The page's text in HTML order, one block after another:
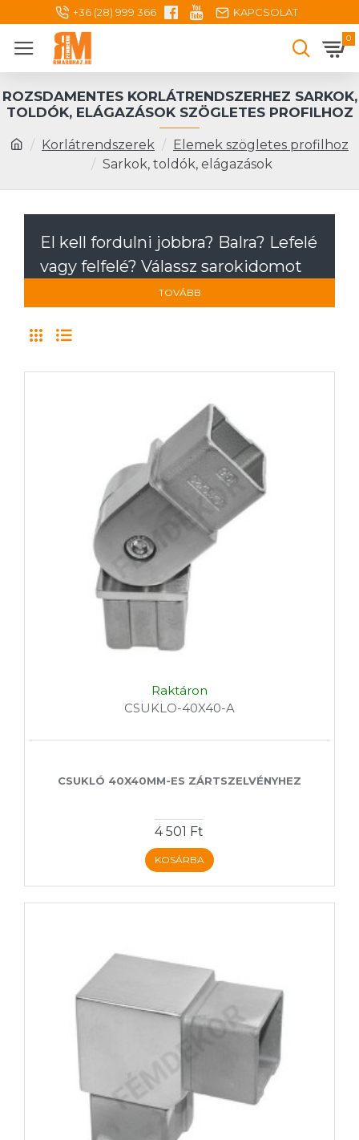
+36 (28) 999 366 KAPCSOLAT
0
Korlátrendszerek
Elemek szögletes profilhoz
Sarkok, toldók, elágazások
ROZSDAMENTES KORLÁTRENDSZERHEZ SARKOK,
TOLDÓK, ELÁGAZÁSOK SZÖGLETES PROFILHOZ
El kell fordulni jobbra? Balra? Lefelé
vagy felfelé? Válassz sarokidomot
vagy éppen egy egyedi szögben is
nem találsz olyan elemet amire
TOVÁBB
Raktáron
CSUKLO-40X40-A
CSUKLÓ 40X40MM-ES ZÁRTSZELVÉNYHEZ
4 501 Ft
KOSÁRBA